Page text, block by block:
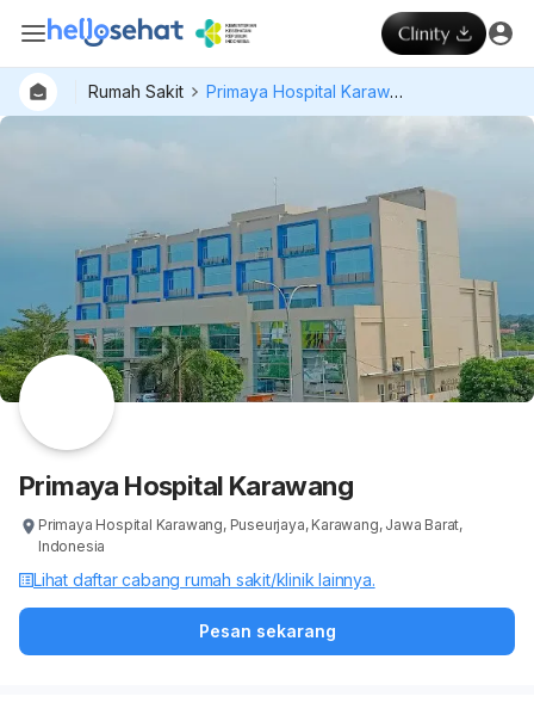
Rumah Sakit Primaya Hospital Karawang
Primaya Hospital Karawang
Primaya Hospital Karawang, Puseurjaya, Karawang, Jawa Barat,
Indonesia
Lihat daftar cabang rumah sakit/klinik lainnya.
Pesan sekarang